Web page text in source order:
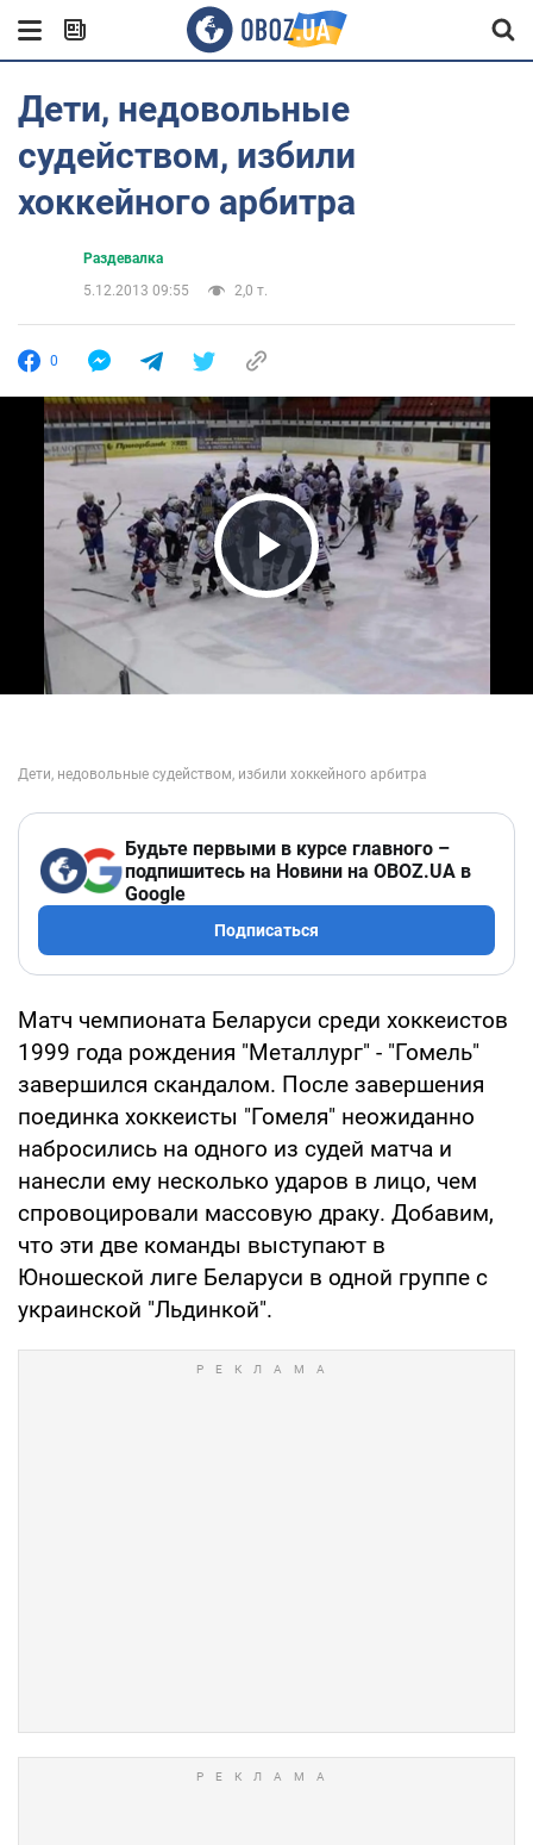
Дети, недовольные
судейством, избили
хоккейного арбитра
Раздевалка
5.12.2013 09:55
2,0 т.
0
Play Video
Будьте первыми в курсе главного –
подпишитесь на Новини на OBOZ.UA в
Google
Подписаться
Матч чемпионата Беларуси среди хоккеистов
1999 года рождения "Металлург" - "Гомель"
завершился скандалом. После завершения
поединка хоккеисты "Гомеля" неожиданно
набросились на одного из судей матча и
нанесли ему несколько ударов в лицо, чем
спровоцировали массовую драку. Добавим,
что эти две команды выступают в
Юношеской лиге Беларуси в одной группе с
украинской "Льдинкой".